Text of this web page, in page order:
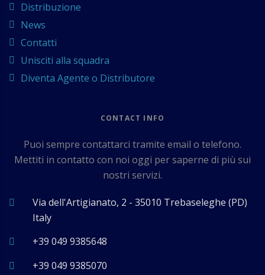
Distribuzione
News
Contatti
Unisciti alla squadra
Diventa Agente o Distributore
CONTACT INFO
Puoi sempre contattarci tramite email o telefono.
Mettiti in contatto con noi oggi per saperne di più sui
nostri servizi.
Via dell'Artigianato, 2 - 35010 Trebaseleghe (PD)
Italy
+39 049 9385648
+39 049 9385070